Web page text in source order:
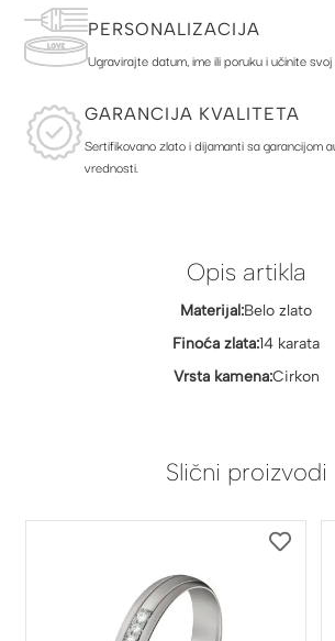
PERSONALIZACIJA
Ugravirajte datum, ime ili poruku i učinite
GARANCIJA KVALITETA
Sertifikovano zlato i dijamanti sa garancijom
vrednosti.
Opis artikla
Materijal:Belo zlato
Finoća zlata:14 karata
Vrsta kamena:Cirkon
Slični proizvodi